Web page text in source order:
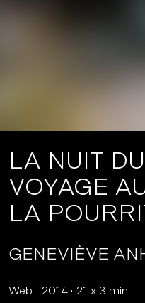
LA NUIT
VOYAGE
LA
GENEVIÈVE
Web 2014 21 x 3 min